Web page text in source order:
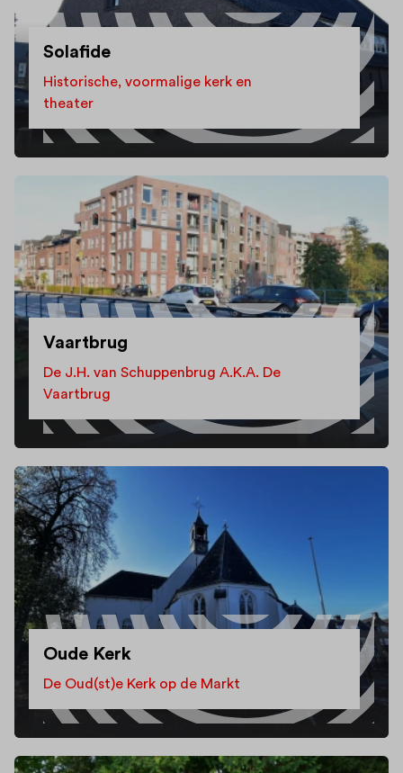
Solafide
Historische, voormalige kerk en
theater
Vaartbrug
De J.H. van Schuppenbrug A.K.A. De
Vaartbrug
Oude Kerk
De Oud(st)e Kerk op de Markt